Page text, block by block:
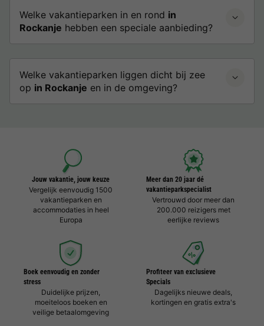
Welke vakantieparken in en rond in
Rockanje hebben een speciale aanbieding?
Welke vakantieparken liggen dicht bij zee
op in Rockanje en in de omgeving?
Jouw vakantie, jouw keuze
Vergelijk eenvoudig 1500
vakantieparken en
accommodaties in heel
Europa
Meer dan 20 jaar dé
vakantieparkspecialist
Vertrouwd door meer dan
200.000 reizigers met
eerlijke reviews
Boek eenvoudig en zonder
stress
Duidelijke prijzen,
moeiteloos boeken en
veilige betaalomgeving
Profiteer van exclusieve
Specials
Dagelijks nieuwe deals,
kortingen en gratis extra's